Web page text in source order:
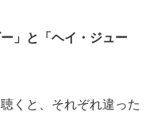
」と「ヘイ・ジュー
くと、それぞれ違った